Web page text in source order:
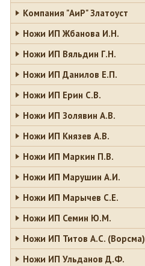
Компания "АиР" Златоуст
Ножи ИП Жбанова И.Н.
Ножи ИП Вяльдин Г.Н.
Ножи ИП Данилов Е.П.
Ножи ИП Ерин С.В.
Ножи ИП Золявин А.В.
Ножи ИП Князев А.В.
Ножи ИП Маркин П.В.
Ножи ИП Марушин А.И.
Ножи ИП Марычев С.Е.
Ножи ИП Семин Ю.М.
Ножи ИП Титов A.C. (Ворсма)
Ножи ИП Ульданов Д.Ф.